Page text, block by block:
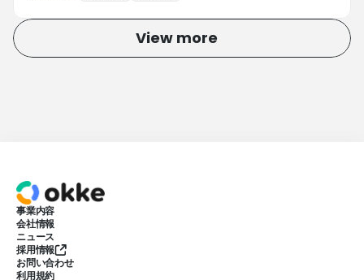
View more
事業内容
会社情報
ニュース
採用情報
お問い合わせ
利用規約